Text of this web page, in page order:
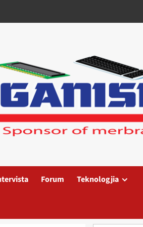
Forum Teknologjia